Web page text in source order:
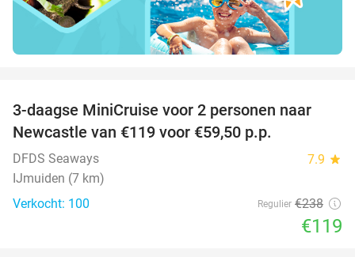
50%
3-daagse MiniCruise voor 2 personen naar
Newcastle van €119 voor €59,50 p.p.
DFDS Seaways 7.9 star
IJmuiden (7 km)
Verkocht: 100
Regulier €238
€119